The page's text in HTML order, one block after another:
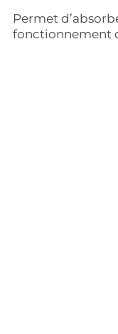
Permet
fonctionnement